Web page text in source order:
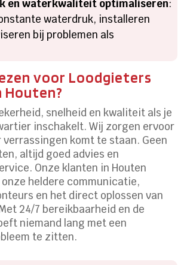
en waterkwaliteit optimaliseren:
waterdruk, installeren
bij problemen als
voor Loodgieters
Houten?
snelheid en kwaliteit als je
inschakelt. Wij zorgen ervoor
komt te staan. Geen
altijd goed advies en
Onze klanten in Houten
heldere communicatie,
en het direct oplossen van
24/7 bereikbaarheid en de
niemand lang met een
te zitten.